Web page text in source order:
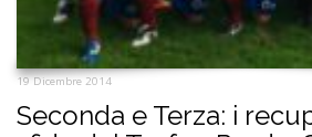
19 Dicembre 2014
Seconda e Terza: i